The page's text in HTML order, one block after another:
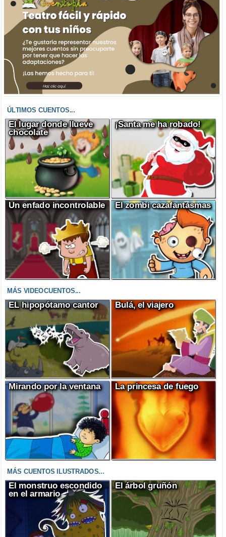
ÚLTIMOS CUENTOS...
El lugar donde llueve
chocolate
¡Santa me ha robado!
Un enfado incontrolable El zombi cazafantasmas
MÁS VIDEOCUENTOS...
EL hipopótamo cantor Bulá, el viajero
Mirando por la ventana La princesa de fuego
MÁS CUENTOS ILUSTRADOS...
El monstruo escondido
en el armario
El árbol gruñón